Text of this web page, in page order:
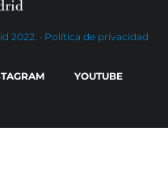
2022. · Política de privacidad
YOUTUBE